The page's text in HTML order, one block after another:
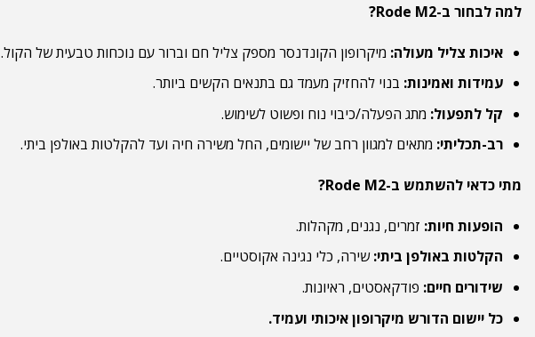
למה לבחור ב-Rode M2?
איכות צליל מעולה: מיקרופון הקונדנסר מספק צליל חם וברור עם נוכחות טבעית של הקול.
עמידות ואמינות: בנוי להחזיק מעמד גם בתנאים הקשים ביותר.
קל לתפעול: מתג הפעלה/כיבוי נוח ופשוט לשימוש.
רב-תכליתי: מתאים למגוון רחב של יישומים, החל משירה חיה ועד להקלטות באולפן ביתי.
מתי כדאי להשתמש ב-Rode M2?
הופעות חיות: זמרים, נגנים, מקהלות.
הקלטות באולפן ביתי:שירה, כלי נגינה אקוסטיים.
שידורים חיים: פודקאסטים, ראיונות.
כל יישום הדורש מיקרופון איכותי ועמיד.